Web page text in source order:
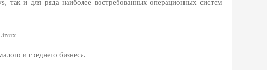
так и для ряда наиболее востребованных операционных систем
и среднего бизнеса.